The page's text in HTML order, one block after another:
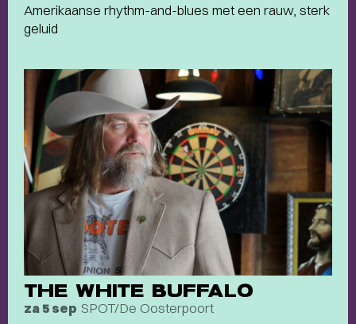
Amerikaanse rhythm-and-blues met een rauw, sterk
geluid
THE WHITE BUFFALO
za 5 sep SPOT/De Oosterpoort